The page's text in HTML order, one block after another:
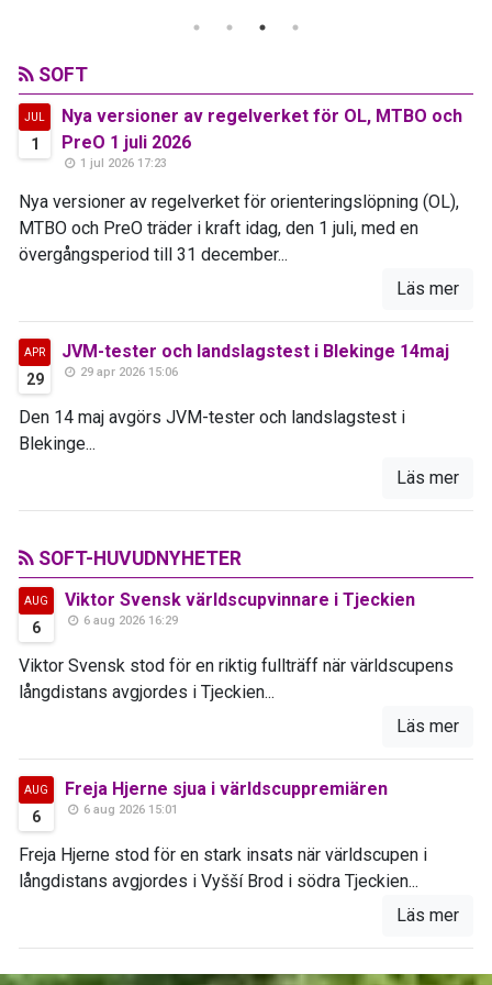
SOFT
JUL
1
Nya versioner av regelverket för OL, MTBO och
PreO 1 juli 2026
1 jul 2026 17:23
Nya versioner av regelverket för orienteringslöpning (OL),
MTBO och PreO träder i kraft idag, den 1 juli, med en
övergångsperiod till 31 december...
Läs mer
APR
29
JVM-tester och landslagstest i Blekinge 14maj
29 apr 2026 15:06
Den 14 maj avgörs JVM-tester och landslagstest i
Blekinge...
Läs mer
SOFT-HUVUDNYHETER
AUG
6
Viktor Svensk världscupvinnare i Tjeckien
6 aug 2026 16:29
Viktor Svensk stod för en riktig fullträff när världscupens
långdistans avgjordes i Tjeckien...
Läs mer
AUG
6
Freja Hjerne sjua i världscuppremiären
6 aug 2026 15:01
Freja Hjerne stod för en stark insats när världscupen i
långdistans avgjordes i Vyšší Brod i södra Tjeckien...
Läs mer